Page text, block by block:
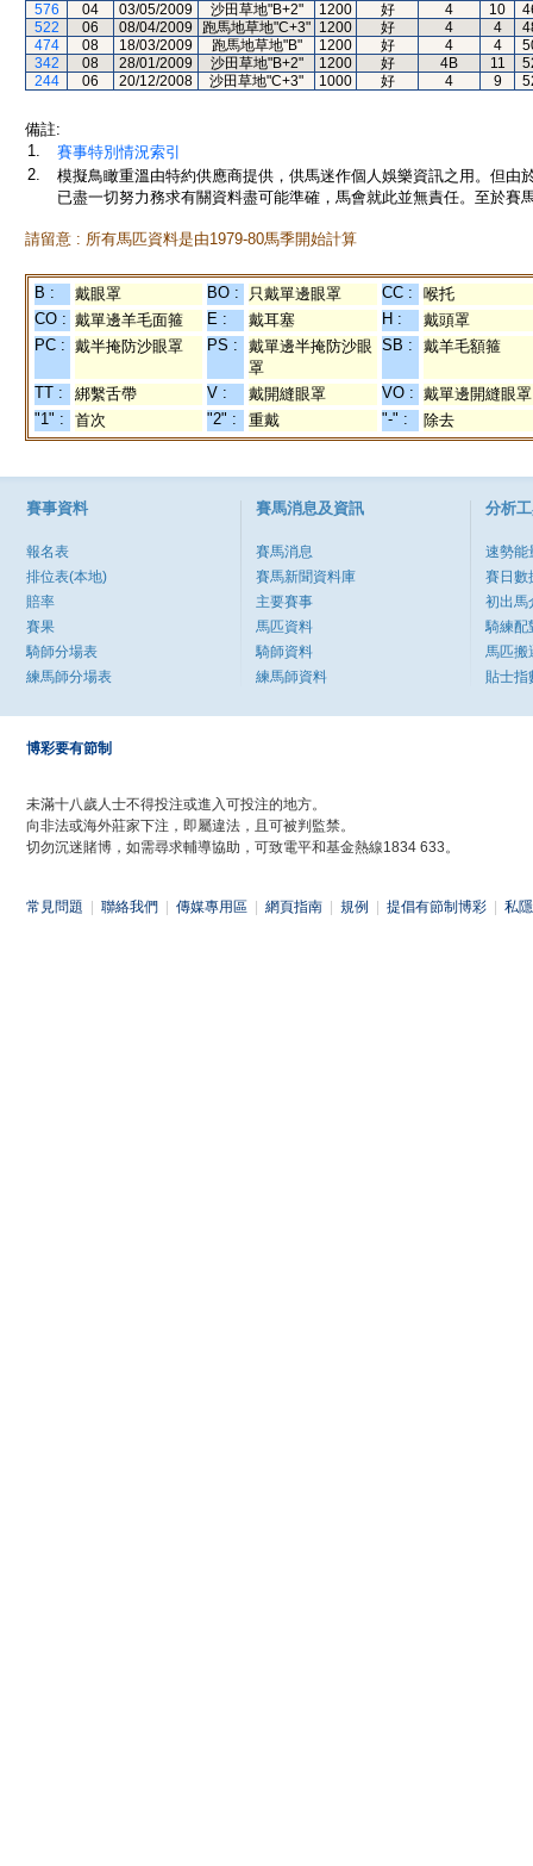
576
04 03/05/2009 沙田草地"B+2" 1200 好 4 10
522
06 08/04/2009 跑馬地草地"C+3" 1200 好 4 4
474
08 18/03/2009 跑馬地草地"B" 1200 好 4 4
342
08 28/01/2009 沙田草地"B+2" 1200 好 4B 11
244
06 20/12/2008 沙田草地"C+3" 1000 好 4 9
備註:
1.
賽事特別情況索引
2.
模擬鳥瞰重溫由特約供應商提供，供馬迷作個人娛樂資訊之用。但
已盡一切努力務求有關資料盡可能準確，馬會就此並無責任。至於賽
請留意 : 所有馬匹資料是由1979-80馬季開始計算
B : 戴眼罩 BO : 只戴單邊眼罩 CC :
喉托
CO : 戴單邊羊毛面箍 E : 戴耳塞 H :
戴頭罩
PC : 戴半掩防沙眼罩 PS :
戴單邊半掩防沙眼
罩
SB : 戴羊毛額箍
TT : 綁繫舌帶 V : 戴開縫眼罩 VO : 戴單邊開縫眼罩
"1" :
首次 "2" : 重戴 "-" : 除去
賽事資料
報名表
排位表(本地)
賠率
賽果
騎師分場表
練馬師分場表
賽馬消息及資訊
賽馬消息
賽馬新聞資料庫
主要賽事
馬匹資料
騎師資料
練馬師資料
分析
速勢能
賽日數
初出馬
騎練配
馬匹搬
貼士指
博彩要有節制
未滿十八歲人士不得投注或進入可投注的地方。
向非法或海外莊家下注，即屬違法，且可被判監禁。
切勿沉迷賭博，如需尋求輔導協助，可致電平和基金熱線1834 633。
常見問題 聯絡我們 傳媒專用區 網頁指南 規例 提倡有節制博彩 私